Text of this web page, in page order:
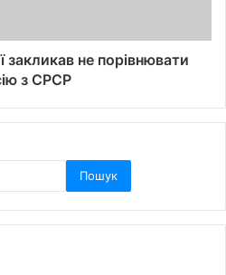
закликав не порівнювати
з СРСР
Пошук